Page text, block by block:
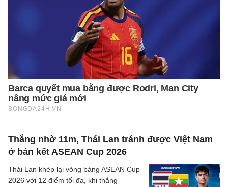
Thắng nhờ 11m, Thái Lan tránh được Việt Nam
ở bán kết ASEAN Cup 2026
Thái Lan khép lại vòng bảng ASEAN Cup
2026 với 12 điểm tối đa, khi thắng